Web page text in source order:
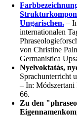
Ungarischen. –
internationalen
von Christine
Germanistica
Nyelvoktatás,
Sprachunterricht
– In: Módszertani
66.
Zu den